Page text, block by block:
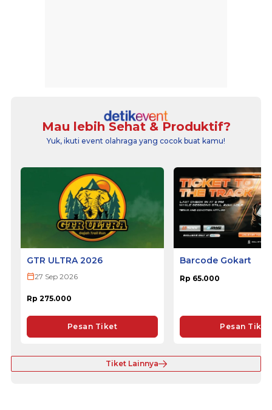
Mau lebih Sehat & Produktif?
Yuk, ikuti event olahraga yang cocok buat kamu!
GTR ULTRA 2026
27 Sep 2026
Rp 275.000
Pesan Tiket
Barcode Gokart
Rp 65.000
Pesan Tiket
Tiket Lainnya